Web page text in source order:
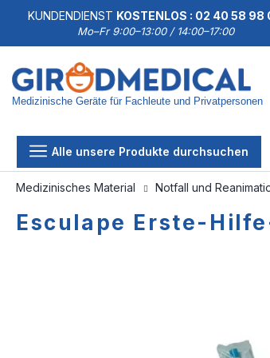
KUNDENDIENST KOSTENLOS : 02 40 58 98
Mo–Fr 9:00–13:00 / 14:00–17:00
Medizinische Geräte für Fachleute und Privatpersonen
Alle unsere Produkte durchsuchen
Medizinisches Material Notfall und
Esculape Erste-